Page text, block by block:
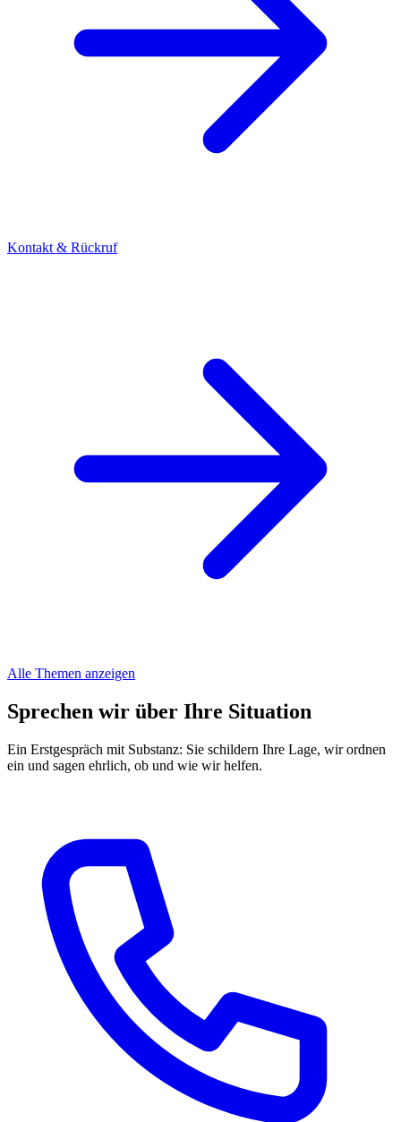
Kontakt & Rückruf
Alle Themen anzeigen
Sprechen wir über Ihre Situation
Ein Erstgespräch mit Substanz: Sie schildern Ihre Lage, wir ordnen
ein und sagen ehrlich, ob und wie wir helfen.